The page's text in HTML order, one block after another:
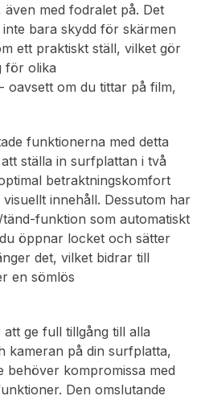
även med fodralet på. Det
bara skydd för skärmen
ett praktiskt ställ, vilket gör
för olika
oavsett om du tittar på film,
funktionerna med detta
ställa in surfplattan i två
betraktningskomfort
innehåll. Dessutom har
funktion som automatiskt
öppnar locket och sätter
det, vilket bidrar till
en sömlös
ge full tillgång till alla
kameran på din surfplatta,
behöver kompromissa med
Den omslutande